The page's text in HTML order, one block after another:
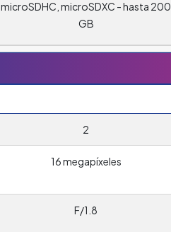
microSDHC, microSDXC - hasta 200
GB
2
16 megapíxeles
F/1.8